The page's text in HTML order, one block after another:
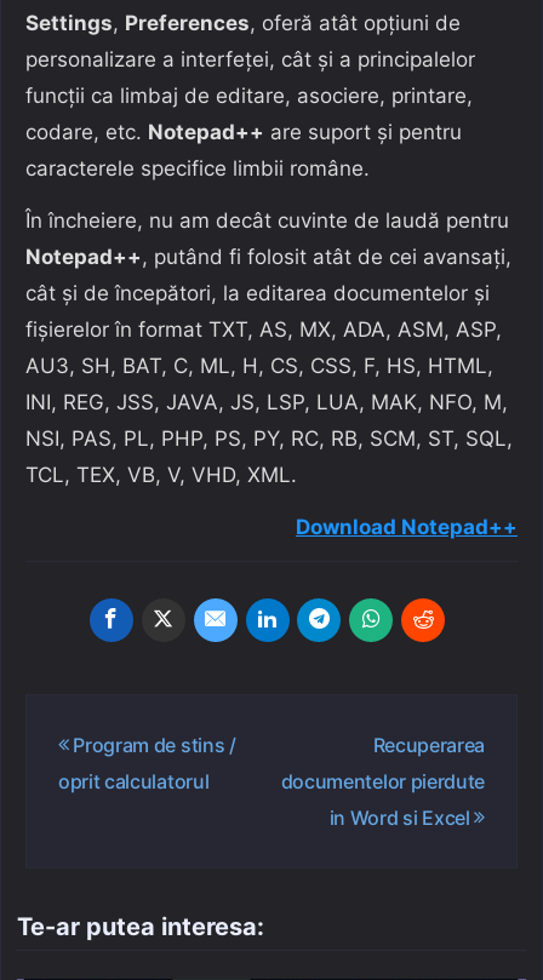
Settings, Preferences, oferă atât opțiuni de
personalizare a interfeței, cât și a principalelor
funcții ca limbaj de editare, asociere, printare,
codare, etc. Notepad++ are suport și pentru
caracterele specifice limbii române.
În încheiere, nu am decât cuvinte de laudă pentru
Notepad++ , putând fi folosit atât de cei avansați,
cât și de începători, la editarea documentelor și
fișierelor în format TXT, AS, MX, ADA, ASM, ASP,
AU3, SH, BAT, C, ML, H, CS, CSS, F, HS, HTML,
INI, REG, JSS, JAVA, JS, LSP, LUA, MAK, NFO, M,
NSI, PAS, PL, PHP, PS, PY, RC, RB, SCM, ST, SQL,
TCL, TEX, VB, V, VHD, XML.
Download Notepad++
Navigare
articole
Program de stins /
oprit calculatorul
Recuperarea
documentelor pierdute
in Word si Excel
Te-ar putea interesa: